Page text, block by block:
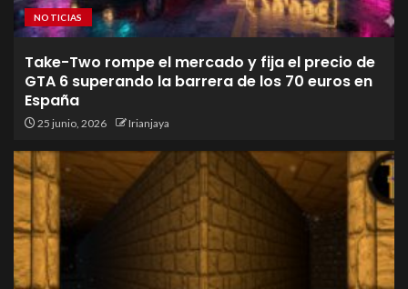
NOTICIAS
Take-Two rompe el mercado y fija el precio de
GTA 6 superando la barrera de los 70 euros en
España
25 junio, 2026 Irianjaya